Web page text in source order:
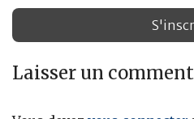
Laisser un